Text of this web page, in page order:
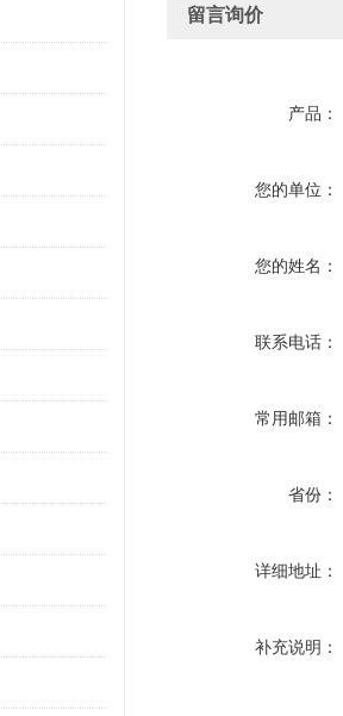
留言询价
产品：
您的单位：
您的姓名：
联系电话：
常用邮箱：
省份：
详细地址：
补充说明：